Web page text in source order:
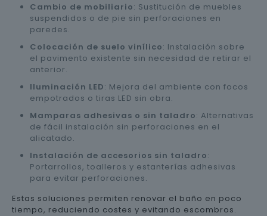
Cambio de mobiliario: Sustitución de muebles
suspendidos o de pie sin perforaciones en
paredes.
Colocación de suelo vinílico: Instalación sobre
el pavimento existente sin necesidad de retirar el
anterior.
Iluminación LED: Mejora del ambiente con focos
empotrados o tiras LED sin obra.
Mamparas adhesivas o sin taladro: Alternativas
de fácil instalación sin perforaciones en el
alicatado.
Instalación de accesorios sin taladro:
Portarrollos, toalleros y estanterías adhesivas
para evitar perforaciones.
Estas soluciones permiten renovar el baño en poco
tiempo, reduciendo costes y evitando escombros.